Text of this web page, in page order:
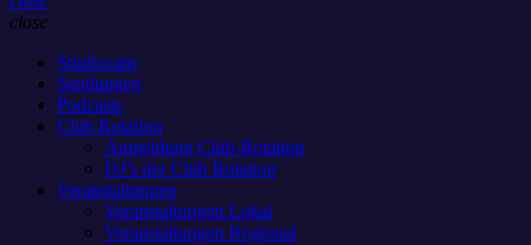
close
Studiocam
Sendungen
Podcasts
Club Rotation
Anmeldung Club-Rotation
DJ’s der Club Rotation
Veranstaltungen
Veranstaltungen Lokal
Veranstaltungen Regional